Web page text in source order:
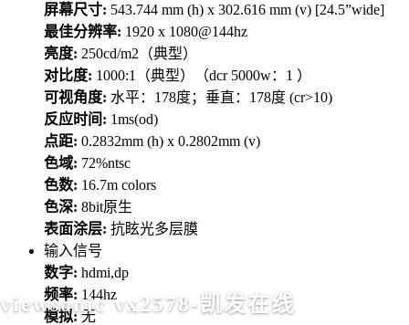
viewsonic vx2578-凯发在线
屏幕尺寸: 543.744 mm (h) x 302.616 mm (v) [24.5”wide]
最佳分辨率: 1920 x 1080@144hz
亮度: 250cd/m2（典型）
对比度: 1000:1（典型）（dcr 5000w：1 ）
可视角度: 水平：178度；垂直：178度 (cr>10)
反应时间: 1ms(od)
点距: 0.2832mm (h) x 0.2802mm (v)
色域: 72%ntsc
色数: 16.7m colors
色深: 8bit原生
表面涂层: 抗眩光多层膜
输入信号
数字: hdmi,dp
频率: 144hz
模拟:无